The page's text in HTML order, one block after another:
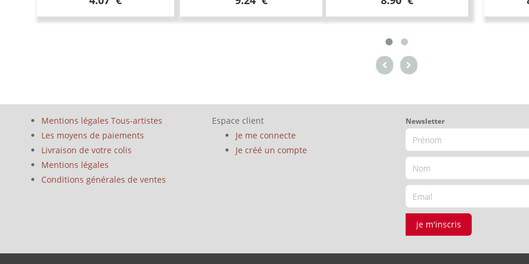
Mentions légales Tous-artistes
Les moyens de paiements
Livraison de votre colis
Mentions légales
Conditions générales de ventes
Espace client
Je me connecte
Je créé un compte
Newsletter
je m'inscris